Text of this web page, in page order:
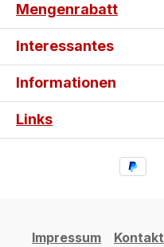
Mengenrabatt
Interessantes
Informationen
Links
Impressum Kontakt